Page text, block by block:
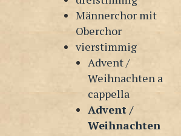
Männerchor mit
Oberchor
vierstimmig
Advent /
Weihnachten a
cappella
Advent /
Weihnachten